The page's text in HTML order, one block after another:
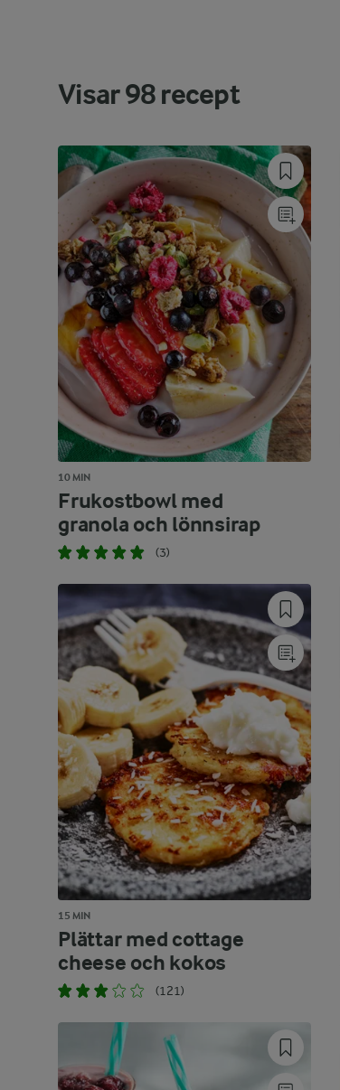
Visar98recept
10 MIN
Frukostbowl med
granola och lönnsirap
(3)
15 MIN
Plättar med cottage
cheese och kokos
(121)